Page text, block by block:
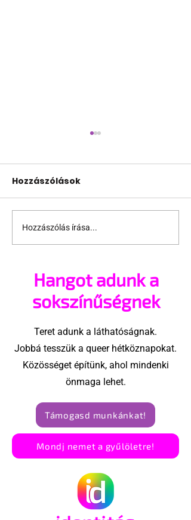
Támogathatsz és
ajánlhatsz: Te is részt
megvalósításában
Hozzászólások
Hozzászólás írása...
Hangot adunk a
sokszínűségnek
Teret adunk a láthatóságnak.
Jobbá tesszük a queer hétköznapokat.
Közösséget építünk, ahol mindenki
önmaga lehet.
Támogasd munkánkat!
Mondj nemet a gyűlöletre!